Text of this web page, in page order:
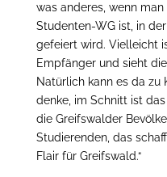
was anderes, wenn
Studenten-WG ist, in
gefeiert wird. Vielleicht
Empfänger und sieht
Natürlich kann es da zu
denke, im Schnitt ist
die Greifswalder
Studierenden, das
Flair für Greifswald.“